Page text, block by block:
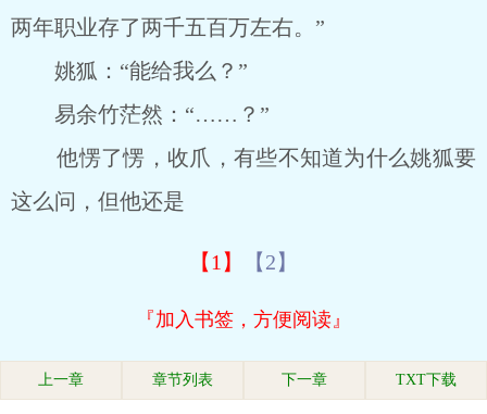
两年职业存了两千五百万左右。”
姚狐：“能给我么？”
易余竹茫然：“……？”
他愣了愣，收爪，有些不知道为什么姚狐要
这么问，但他还是
【1】 【2】
『加入书签，方便阅读』
上一章 章节列表 下一章 TXT下载